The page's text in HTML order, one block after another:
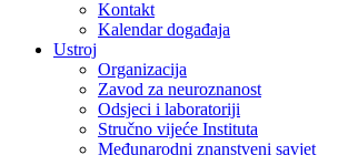
Kontakt
Kalendar događaja
Ustroj
Organizacija
Zavod za neuroznanost
Odsjeci i laboratoriji
Stručno vijeće Instituta
Međunarodni znanstveni savjet